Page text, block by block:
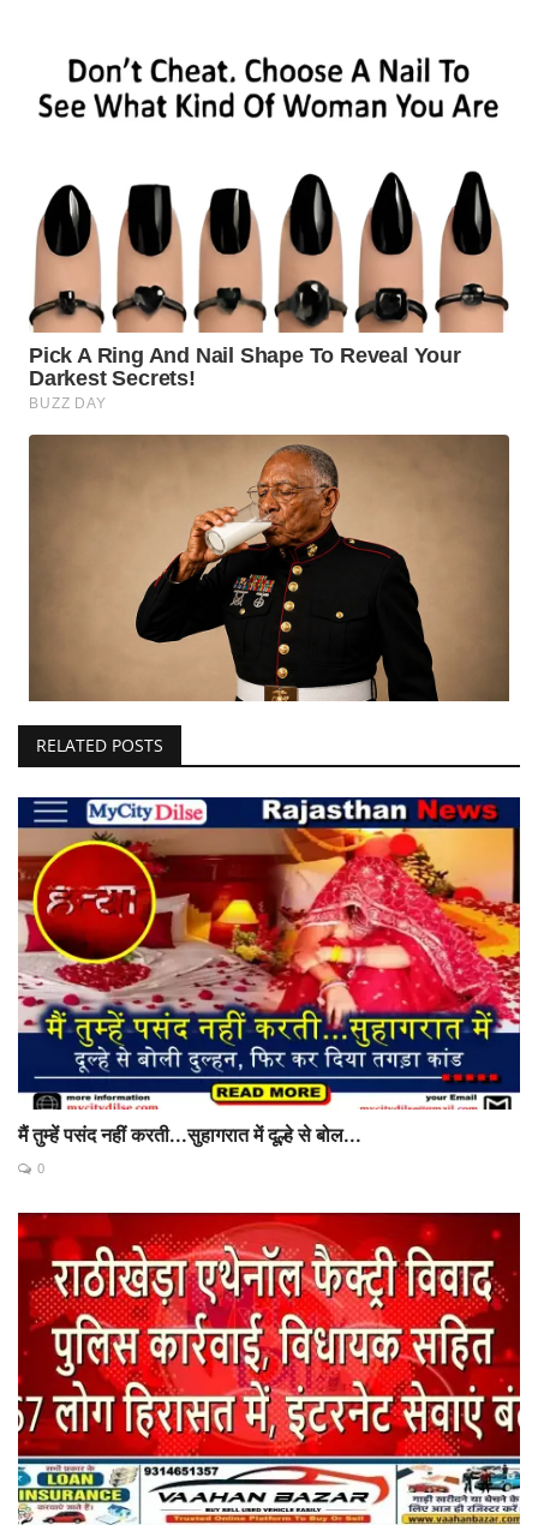
RELATED POSTS
मैं तुम्हें पसंद नहीं करती...सुहागरात में दूल्हे से बोल...
0